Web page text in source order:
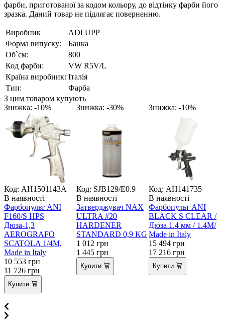
фарби, приготованої за кодом кольору, до відтінку фарби його
зразка. Даний товар не підлягає поверненню.
Виробник
ADI UPP
Форма випуску:
Банка
Об`єм:
800
Код фарби:
VW R5V/L
Країна виробник: Італія
Тип:
Фарба
З цим товаром купують
Знижка: -10%
Код: АН1501143А
В наявності
Фарбопульт ANI
F160/S HPS
Дюза-1,3
AEROGRAFO
SCATOLA 1/4M,
Made in Italy
10 553 грн
11 726 грн
Купити
Знижка: -30%
Код: SJB129/E0.9
В наявності
Затверджувач NAX
ULTRA #20
HARDENER
STANDARD 0,9 KG
1 012 грн
1 445 грн
Купити
Знижка: -10%
Код: AH141735
В наявності
Фарбопульт ANI
BLACK S CLEAR /
Дюза 1.4 мм / 1.4M/
Made in Italy
15 494 грн
17 216 грн
Купити